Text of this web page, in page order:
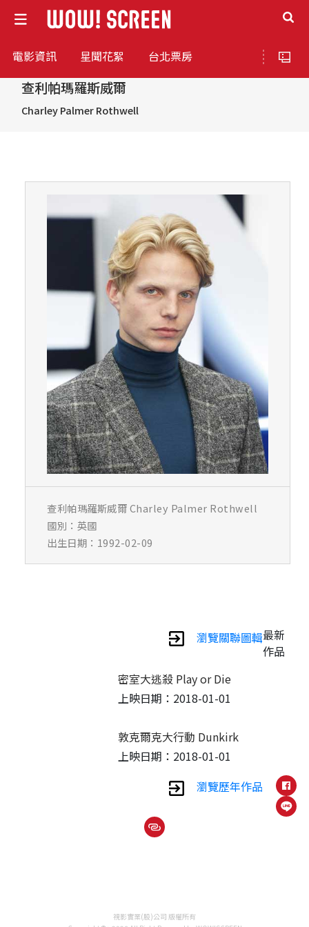
電影資訊 星聞花絮 台北票房
查利帕瑪羅斯威爾
Charley Palmer Rothwell
查利帕瑪羅斯威爾 Charley Palmer Rothwell
國別：英國
出生日期：1992-02-09
瀏覽關聯圖輯最新
作品
密室大逃殺 Play or Die
上映日期：2018-01-01
敦克爾克大行動 Dunkirk
上映日期：2018-01-01
瀏覽歷年作品
視影實業(股)公司 版權所有